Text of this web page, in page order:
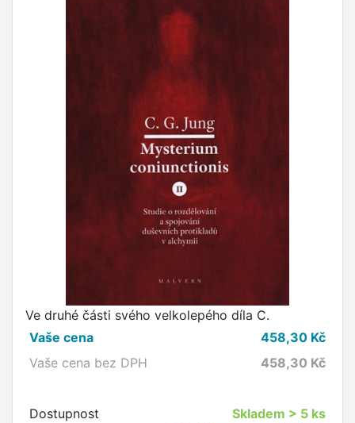
Ve druhé části svého velkolepého díla C.
Vaše cena
458,30 Kč
Vaše cena bez DPH
458,30 Kč
Dostupnost Skladem > 5 ks